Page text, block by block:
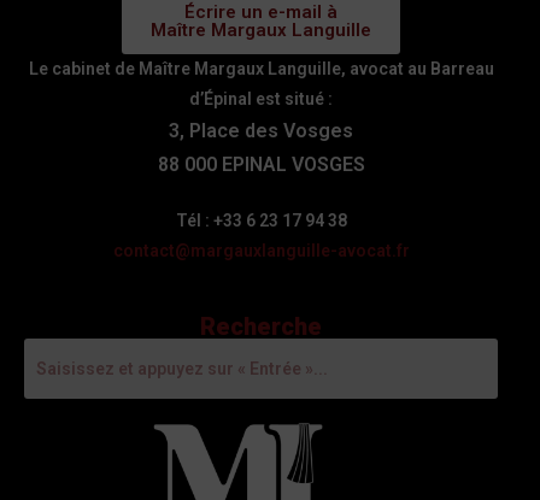
Écrire un e-mail à
Maître Margaux Languille
Le cabinet de Maître Margaux Languille, avocat au Barreau
d’Épinal est situé :
3, Place des Vosges
88 000 EPINAL VOSGES
Tél : +33 6 23 17 94 38
contact@margauxlanguille-avocat.fr
Recherche